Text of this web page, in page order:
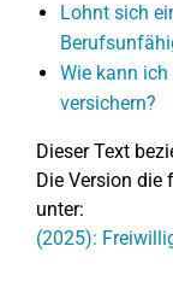
Lohnt sich
Wie kann
versichern?
Dieser Text
Die Version die
unter:
(2025):